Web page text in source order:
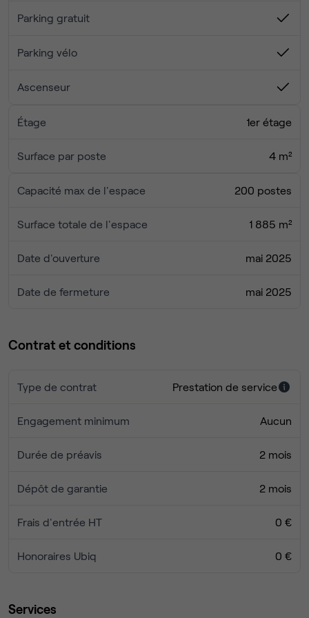
Parking gratuit
Parking vélo
Ascenseur
Étage 1er étage
Surface par poste 4 m²
Capacité max de l'espace 200 postes
Surface totale de l'espace 1 885 m²
Date d'ouverture mai 2025
Date de fermeture mai 2025
Contrat et conditions
Type de contrat Prestation de service
Engagement minimum Aucun
Durée de préavis 2 mois
Dépôt de garantie 2 mois
Frais d'entrée HT 0 €
Honoraires Ubiq 0 €
Services